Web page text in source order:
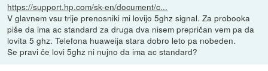
https://support.hp.com/sk-en/document/c...
V glavnem vsu trije prenosniki mi lovijo 5ghz signal. Za probooka
piše da ima ac standard za druga dva nisem prepričan vem pa da
lovita 5 ghz. Telefona huaweija stara dobro leto pa nobeden.
Se pravi če lovi 5ghz ni nujno da ima ac standard?